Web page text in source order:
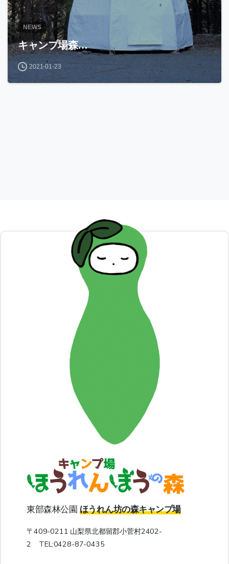
NEWS
キャンプ場森…
2021-01-23
東部森林公園 ほうれん坊の森キャンプ場
〒409-0211 山梨県北都留郡小菅村2402-
2 TEL:0428-87-0435